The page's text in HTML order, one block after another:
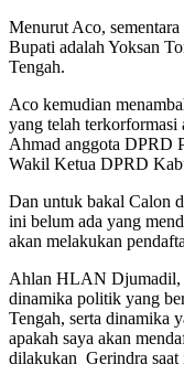
Menurut Aco,
Bupati adalah Yoksan
Tengah.
Aco kemudian
yang telah
Ahmad anggota DPRD
Wakil Ketua DPRD
Dan untuk bakal Calon
ini belum ada yang
akan melakukan
Ahlan HLAN Djumadil,
dinamika politik yang
Tengah, serta dinamika
apakah saya akan
dilakukan Gerindra saat